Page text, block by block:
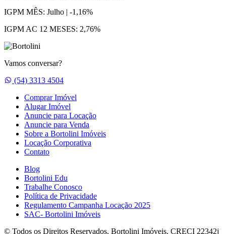
IGPM MÊS: Julho | -1,16%
IGPM AC 12 MESES: 2,76%
Vamos conversar?
Whatsapp
(54) 3313 4504
Comprar Imóvel
Alugar Imóvel
Anuncie para Locação
Anuncie para Venda
Sobre a Bortolini Imóveis
Locação Corporativa
Contato
Blog
Bortolini Edu
Trabalhe Conosco
Política de Privacidade
Regulamento Campanha Locação 2025
SAC- Bortolini Imóveis
© Todos os Direitos Reservados. Bortolini Imóveis. CRECI 22342j